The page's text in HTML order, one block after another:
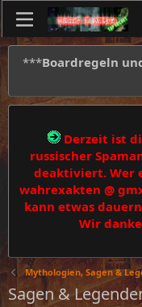
***Boardregeln
Derzeit ist
russischer
deaktiviert. Wer
wahrexakten @
kann etwas
Wir
Mythologien, Sagen &
Sagen &